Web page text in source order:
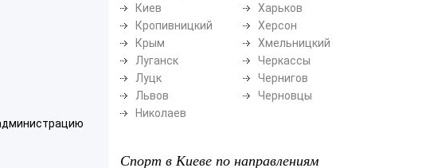
Киев
Кропивницкий
Крым
Луганск
Луцк
Львов
Николаев
Харьков
Херсон
Хмельницкий
Черкассы
Чернигов
Черновцы
Спорт в Киеве по направлениям